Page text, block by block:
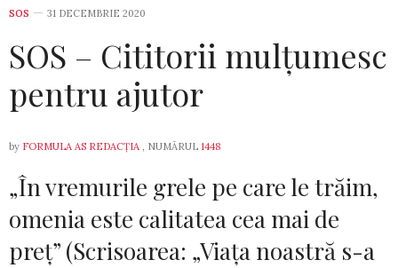
SOS 31 DECEMBRIE 2020
SOS – Cititorii mulțumesc
pentru ajutor
by FORMULA AS REDACȚIA , NUMĂRUL 1448
„În vremurile grele pe care le trăim,
omenia este calitatea cea mai de
preț” (Scrisoarea: „Viața noastră s-a